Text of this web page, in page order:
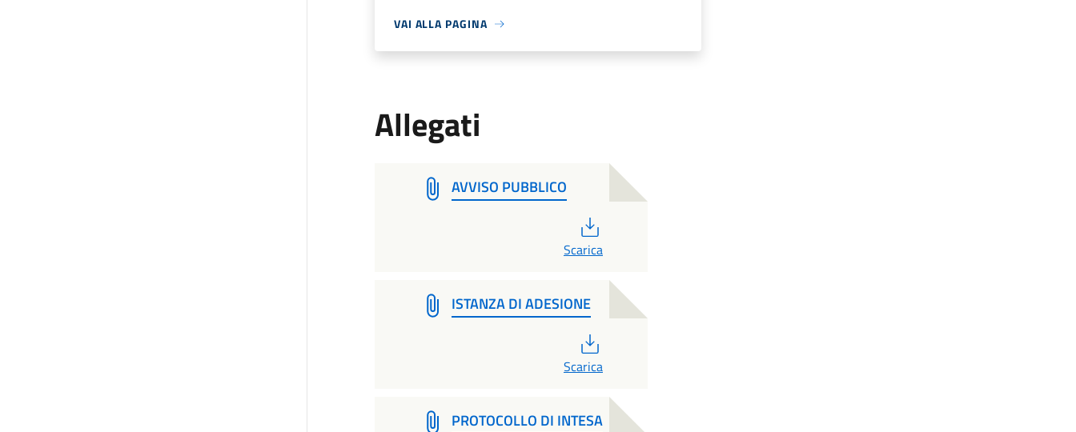
VAI ALLA PAGINA
Allegati
AVVISO PUBBLICO
Scarica
ISTANZA DI ADESIONE
Scarica
PROTOCOLLO DI INTESA